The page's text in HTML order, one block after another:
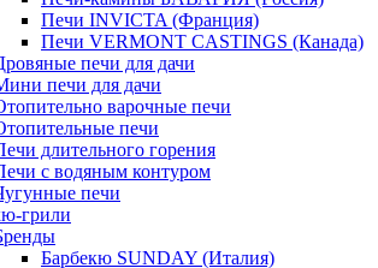
Печи INVICTA (Франция)
Печи VERMONT CASTINGS (Канада)
печи для дачи
печи для дачи
варочные печи
печи
длительного горения
с водяным контуром
печи
грили
Барбекю SUNDAY (Италия)